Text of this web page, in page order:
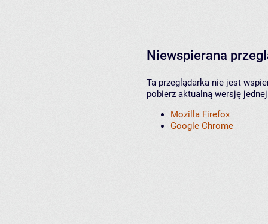
Niewspierana
Ta przeglądarka nie jest
pobierz aktualną wersję
Mozilla Firefox
Google Chrome